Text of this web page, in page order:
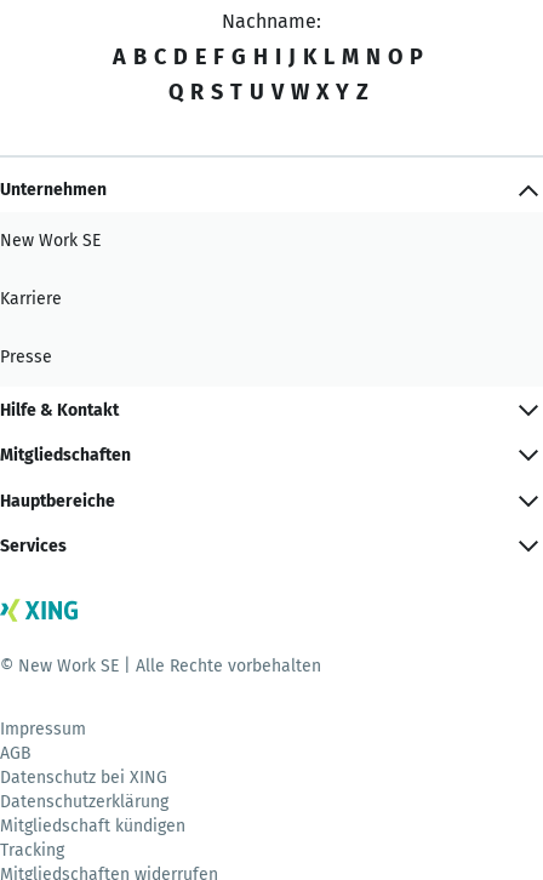
Nachname:
A B C D E F G H I J K L M N O P
Q R S T U V W X Y Z
Unternehmen
New Work SE
Karriere
Presse
Hilfe & Kontakt
Mitgliedschaften
Hauptbereiche
Services
© New Work SE | Alle Rechte vorbehalten
Impressum
AGB
Datenschutz bei XING
Datenschutzerklärung
Mitgliedschaft kündigen
Tracking
Mitgliedschaften widerrufen